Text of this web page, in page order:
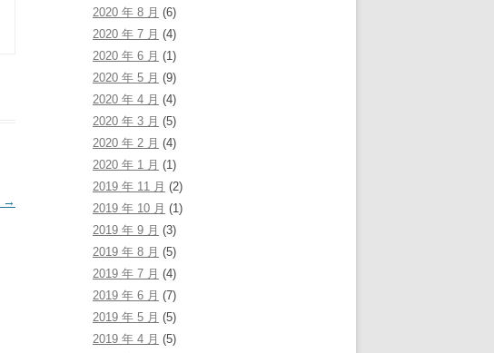
→
2020 年 8 月 (6)
2020 年 7 月 (4)
2020 年 6 月 (1)
2020 年 5 月 (9)
2020 年 4 月 (4)
2020 年 3 月 (5)
2020 年 2 月 (4)
2020 年 1 月 (1)
2019 年 11 月 (2)
2019 年 10 月 (1)
2019 年 9 月 (3)
2019 年 8 月 (5)
2019 年 7 月 (4)
2019 年 6 月 (7)
2019 年 5 月 (5)
2019 年 4 月 (5)